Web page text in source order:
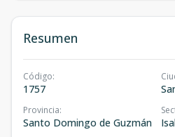
Resumen
Código:
1757
Provincia:
Santo Domingo de Guzmán